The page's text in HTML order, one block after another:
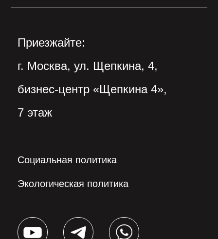
Приезжайте:
г. Москва, ул. Щепкина, 4,
бизнес-центр «Щепкина 4»,
7 этаж
Социальная политика
Экологическая политика